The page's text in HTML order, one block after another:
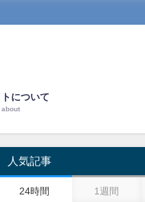
について
about
人気記事
24時間 1週間